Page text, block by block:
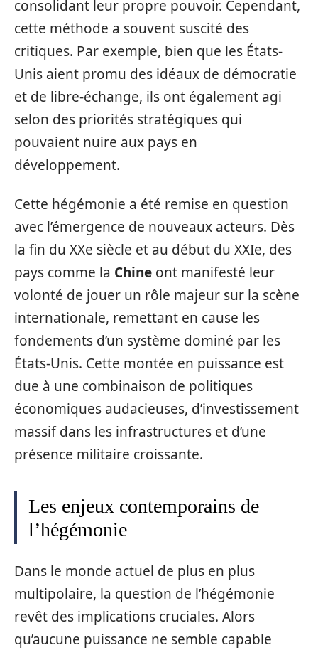
consolidant leur propre pouvoir. Cependant,
cette méthode a souvent suscité des
critiques. Par exemple, bien que les États-
Unis aient promu des idéaux de démocratie
et de libre-échange, ils ont également agi
selon des priorités stratégiques qui
pouvaient nuire aux pays en
développement.
Cette hégémonie a été remise en question
avec l’émergence de nouveaux acteurs. Dès
la fin du XXe siècle et au début du XXIe, des
pays comme la Chine ont manifesté leur
volonté de jouer un rôle majeur sur la scène
internationale, remettant en cause les
fondements d’un système dominé par les
États-Unis. Cette montée en puissance est
due à une combinaison de politiques
économiques audacieuses, d’investissement
massif dans les infrastructures et d’une
présence militaire croissante.
Les enjeux contemporains de
l’hégémonie
Dans le monde actuel de plus en plus
multipolaire, la question de l’hégémonie
revêt des implications cruciales. Alors
qu’aucune puissance ne semble capable